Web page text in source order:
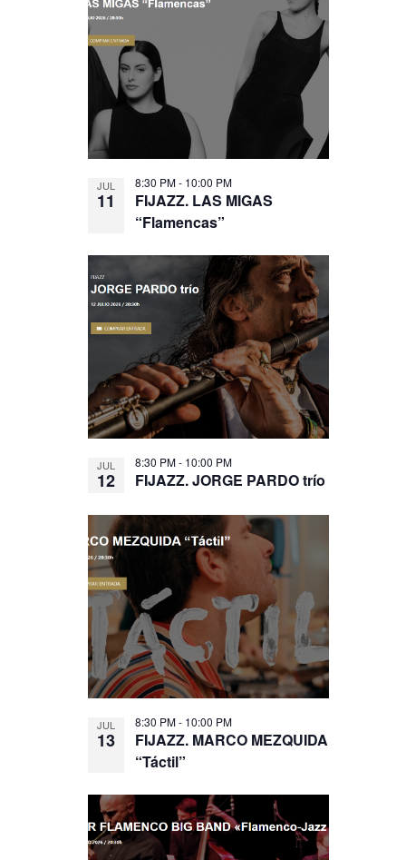
JUL
11
FIJAZZ. LAS MIGAS
“Flamencas”
8:30 PM- 10:00 PM
JUL
12 FIJAZZ. JORGE PARDO trío
8:30 PM- 10:00 PM
JUL
13
FIJAZZ. MARCO MEZQUIDA
“Táctil”
8:30 PM- 10:00 PM